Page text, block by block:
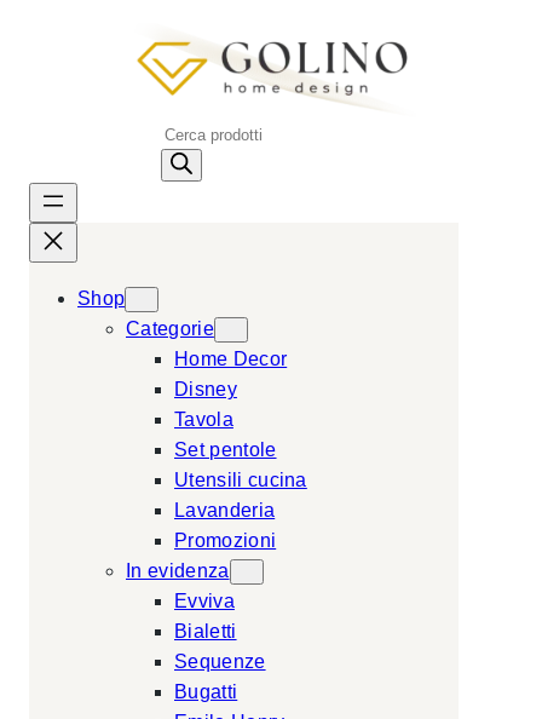
P
s
Shop
Categorie
Home Decor
Disney
Tavola
Set pentole
Utensili cucina
Lavanderia
Promozioni
In evidenza
Evviva
Bialetti
Sequenze
Bugatti